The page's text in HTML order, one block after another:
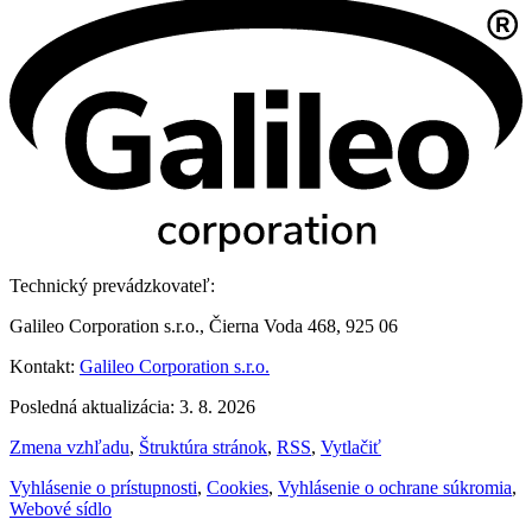
Technický prevádzkovateľ:
Galileo Corporation s.r.o., Čierna Voda 468, 925 06
Kontakt: Galileo Corporation s.r.o.
Posledná aktualizácia: 3. 8. 2026
Zmena vzhľadu, Štruktúra stránok, RSS, Vytlačiť
Vyhlásenie o prístupnosti, Cookies, Vyhlásenie o ochrane súkromia,
Webové sídlo